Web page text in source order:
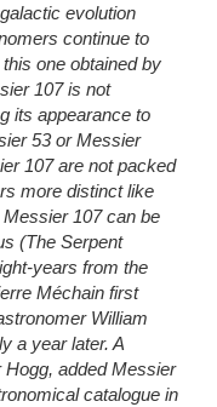
evolution
continue to
one obtained by
107 is not
its appearance to
53 or Messier
107 are not packed
more distinct like
107 can be
(The Serpent
years from the
Méchain first
William
a year later. A
added Messier
catalogue in